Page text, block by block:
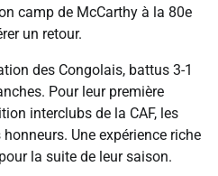
camp de McCarthy à la 80e
un retour.
des Congolais, battus 3-1
Pour leur première
interclubs de la CAF, les
Une expérience riche
la suite de leur saison.